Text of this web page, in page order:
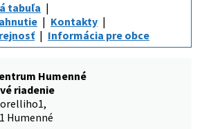
tabuľa
Kontakty
Informácia pre obce
Humenné
riadenie
Humenné